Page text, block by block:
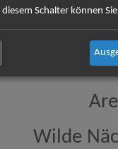
in die Herzen ihrer
Jedes Konzert ist
Connor überzeugt
sollten. Seien Sie
Wilde
Schalter können